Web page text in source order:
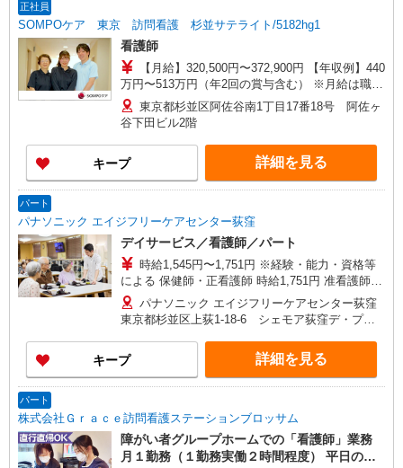
正社員
SOMPOケア 東京 訪問看護 杉並サテライト/5182hg1
看護師
【月給】320,500円〜372,900円 【年収例】440
万円〜513万円（年2回の賞与含む） ※月給は職務
手当、働きがい向上手当、日祝手当（月平均2回
分）等、 毎月平均的に支払われる手当を含みま
す。 ◎月給は経験により異なります。 ◎残業時は
別途時間外手当支給（超過1分〜） ◎賞与 基本
給2.08ヶ月分/年支給
東京都杉並区阿佐谷南1丁目17番18号 阿佐ヶ
谷下田ビル2階
キープ 詳細を見る
パート
パナソニック エイジフリーケアセンター荻窪
デイサービス／看護師／パート
時給1,545円〜1,751円 ※経験・能力・資格等
による 保健師・正看護師 時給1,751円 准看護師
時給1,545円 〇時間外勤務手当 〇土日祝勤務手当
〇無事故無違反表彰金 〇年末年始勤務手当
パナソニック エイジフリーケアセンター荻窪
東京都杉並区上荻1-18-6 シェモア荻窪デ・プレ
キープ 詳細を見る
パート
株式会社Ｇｒａｃｅ訪問看護ステーションブロッサム
障がい者グループホームでの「看護師」業務
月１勤務（１勤務実働２時間程度） 平日の場